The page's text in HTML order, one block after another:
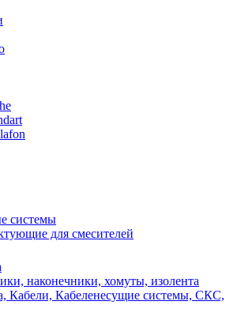
системы
для смесителей
наконечники, хомуты, изолента
Кабели, Кабеленесущие системы, СКС,